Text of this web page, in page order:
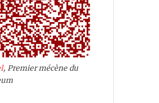
, Premier mécène du